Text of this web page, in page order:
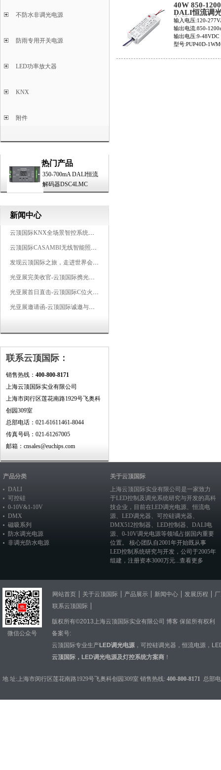
不防水非调光电源
防雨专用开关电源
LED功率放大器
KNX
附件
热门产品
350-700mA DALI恒流
解码器DSC4LMC
新闻中心
云顶国际KNX全场景智控系统，创造无限美好智慧生活
云顶国际CASAMBI无线智能照明系统，让无线更无限
发现云顶国际之旅，走进世界会客厅，邂逅灯光与建筑的浪漫交响
光亚展完美收官-云顶国际携光而来，载誉而归！共鉴高光时刻
光亚展首日直击-云顶国际C位火爆吸睛，星光夜聚燃爆全场
光亚展邀请函-云顶国际诚邀与您相约2025广州国际照明展览会
联系云顶国际：
销售热线： 400-800-8171
上海云顶国际实业有限公司
上海市闵行区莲花南路1929号飞奥科
创园309室
总部电话：021-61611461-8044
传真号码：021-61267005
邮箱：cnsales@euchips.com
40W 850-
DALI恒流调
美规
1200
输入电压:120-
输出电流:850-
输出电压:9-48VDC
型号:PUP40D-
产品分类
DALI
可控硅
0-10V&1-10V
DMX
磁吸系列
防水调光电源
非调光防水电源
关于云顶国际
上海云顶国际实业有限公司是一家致力
于LED控制及调光系统研究与开发的高科
技企业，目前在LED调光电源、恒流电
源、 LED调光器、 可控硅调光器、
DMX512控制器、 LED控制器、 DALI电
源、 0-10V调光电源等领域占据国内重要
位置。 核心团队自2001年开始既从事
LED控制系统研究与开发，公司于2005年
组建，注册资本3000万元...查看更多
微信公众号
网站首页 关于云顶国际 产品展示 新闻中心 发展历程
联系云顶国际
版权所有©2013上海云顶国际实业有限公司 博客 保留所有权利
备案号:
云顶国际专业生产LED调光电源 ， 可控硅调光器 ， 恒流电源 ，
云顶国际，LED调光电源及灯控系统方案商 ！
地 址:上海市闵行区莲花南路1929号飞奥科创园309室 销售热线: 400-800-8171 总部